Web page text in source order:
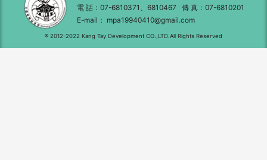
電 話
07-6810371、6810467 傳 真
07-6810201
E-mail
mpa19940410@gmail.com
® 2012-2022 Kang Tay Development CO.,LTD.All Rights Reserved